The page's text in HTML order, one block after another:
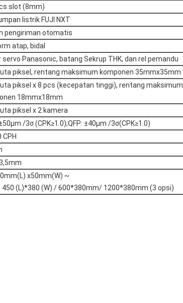
slot (8mm)
listrik FUJI NXT
pengiriman otomatis
atap, bidal
servo Panasonic, batang Sekrup THK, dan rel pemandu
piksel, rentang maksimum komponen 35mmx35mm
piksel x 8 pcs (kecepatan tinggi), rentang maksimum
18mmx18mm
piksel x 2 kamera
/3σ (CPK≥1.0);QFP: ±40μm /3σ(CPK≥1.0)
CPH
x50mm(W) ~
450 (L)*380 (W) / 600*380mm/ 1200*380mm (3 opsi)